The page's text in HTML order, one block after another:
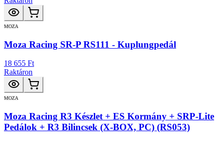
MOZA
Moza Racing SR-P RS111 - Kuplungpedál
18 655 Ft
Raktáron
MOZA
Moza Racing R3 Készlet + ES Kormány + SRP-Lite
Pedálok + R3 Bilincsek (X-BOX, PC) (RS053)